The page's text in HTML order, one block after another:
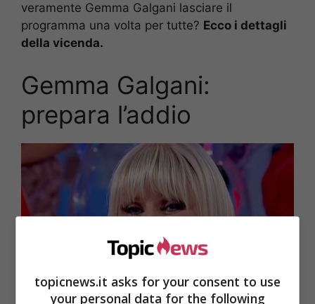
veramente Gemma Galgani lasciare il
programma una volta per tutte? Ecco i dettagli
della vicenda.
Gemma Galgani:
prepara l’addio
topicnews.it asks for your consent to use
your personal data for the following